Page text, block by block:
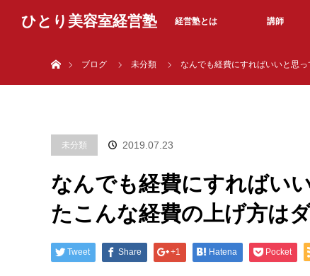
ひとり美容室経営塾 経営塾とは 講師
ブログ
未分類 なんでも経費にすればいいと思
未分類 2019.07.23
なんでも経費にすればい
たこんな経費の上げ方は
Tweet Share +1 Hatena Pocket